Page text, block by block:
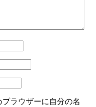
ラウザーに自分の名